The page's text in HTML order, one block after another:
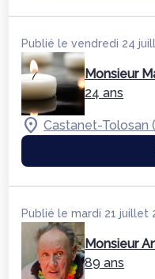
Publié le vendredi 24
Monsieur
24 ans
Castanet-Tolosan
Publié le mardi 21 juillet
Monsieur
89 ans